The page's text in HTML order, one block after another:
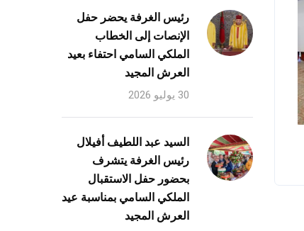
رئيس الغرفة يحضر حفل
الإنصات إلى الخطاب
الملكي السامي احتفاء بعيد
العرش المجيد
30 يوليو 2026
السيد عبد اللطيف أفيلال
رئيس الغرفة يتشرف
بحضور حفل الاستقبال
الملكي السامي بمناسبة عيد
العرش المجيد